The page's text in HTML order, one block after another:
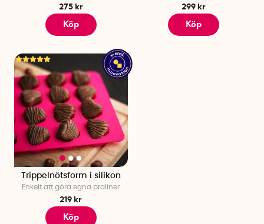
275 kr
Köp
299 kr
Köp
Trippelnötsform i silikon
Enkelt att göra egna praliner
219 kr
Köp